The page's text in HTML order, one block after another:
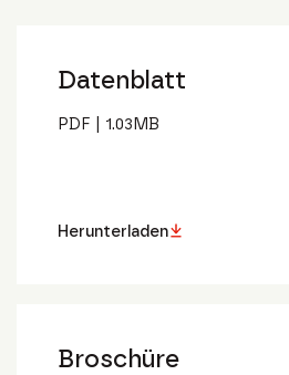
Datenblatt
PDF 1.03MB
Herunterladen
Broschüre